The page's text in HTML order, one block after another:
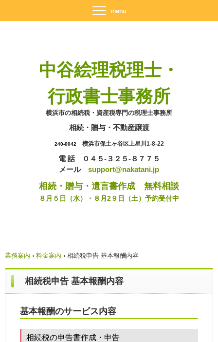
中谷絵理税理士・
行政書士事務所
横浜市の相続税・資産税専門の税理士事務所
相続・贈与・不動産譲渡
240-0042横浜市保土ヶ谷区上星川1-8-22
電 話 ０４５-３２５-８７７５
メール support@nakatani.jp
相続・贈与・遺言書作成 無料相談
８月５日（水）・８月2９日（土）予約受付中
業務案内 › 料金案内 › 相続税申告 基本報酬内容
相続税申告 基本報酬内容
基本報酬のサービス内容
相続税の申告書作成・申告